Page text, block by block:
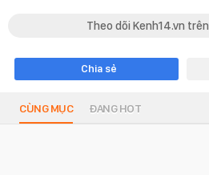
Theo dõi Kenh14.vn trên
Chia sẻ
CÙNG MỤC ĐANG HOT